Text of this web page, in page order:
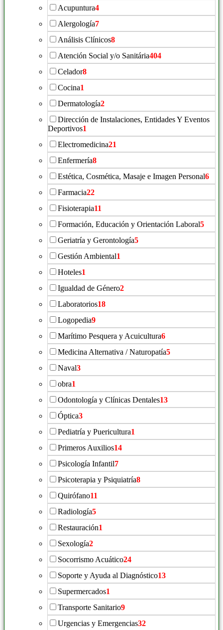
Acupuntura4
Alergología7
Análisis Clínicos8
Atención Social y/o Sanitária404
Celador8
Cocina1
Dermatología2
Dirección de Instalaciones, Entidades Y Eventos
Deportivos1
Electromedicina21
Enfermería8
Estética, Cosmética, Masaje e Imagen Personal6
Farmacia22
Fisioterapia11
Formación, Educación y Orientación Laboral5
Geriatría y Gerontología5
Gestión Ambiental1
Hoteles1
Igualdad de Género2
Laboratorios18
Logopedia9
Marítimo Pesquera y Acuicultura6
Medicina Alternativa / Naturopatía5
Naval3
obra1
Odontología y Clínicas Dentales13
Óptica3
Pediatría y Puericultura1
Primeros Auxilios14
Psicología Infantil7
Psicoterapia y Psiquiatría8
Quirófano11
Radiología5
Restauración1
Sexología2
Socorrismo Acuático24
Soporte y Ayuda al Diagnóstico13
Supermercados1
Transporte Sanitario9
Urgencias y Emergencias32